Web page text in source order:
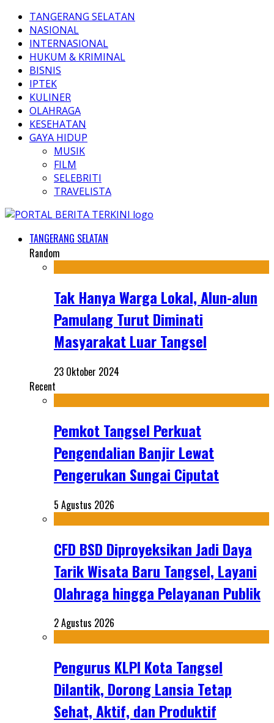
TANGERANG SELATAN
NASIONAL
INTERNASIONAL
HUKUM & KRIMINAL
BISNIS
IPTEK
KULINER
OLAHRAGA
KESEHATAN
GAYA HIDUP
MUSIK
FILM
SELEBRITI
TRAVELISTA
TANGERANG SELATAN
Random
Tak Hanya Warga Lokal, Alun-alun
Pamulang Turut Diminati
Masyarakat Luar Tangsel
23 Oktober 2024
Recent
Pemkot Tangsel Perkuat
Pengendalian Banjir Lewat
Pengerukan Sungai Ciputat
5 Agustus 2026
CFD BSD Diproyeksikan Jadi Daya
Tarik Wisata Baru Tangsel, Layani
Olahraga hingga Pelayanan Publik
2 Agustus 2026
Pengurus KLPI Kota Tangsel
Dilantik, Dorong Lansia Tetap
Sehat, Aktif, dan Produktif